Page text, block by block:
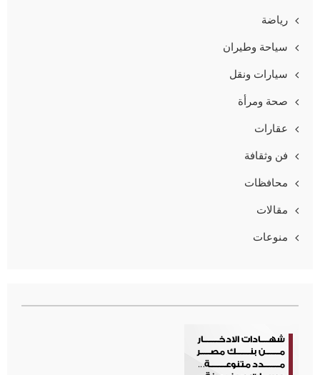
رياضة
سياحة وطيران
سيارات ونقل
صحة ومرأة
عقارات
فن وثقافة
محافظات
مقالات
منوعات